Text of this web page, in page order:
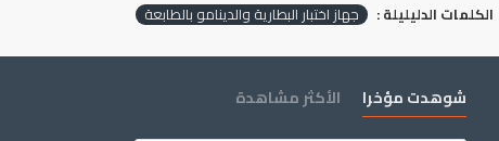
الكلمات الدليليلة : جهاز اختبار البطارية والدينامو بالطابعة
شوهدت مؤخرا الأكثر مشاهدة